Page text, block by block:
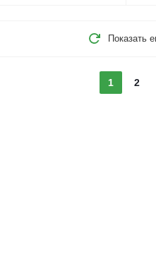
Показать
1 2